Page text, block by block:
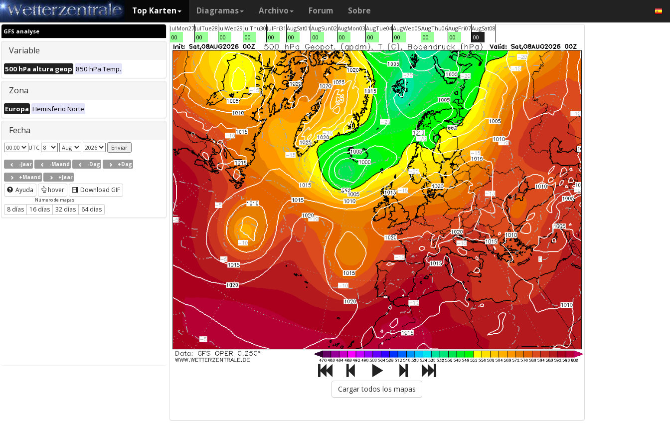
Top Karten Diagramas Archivo Forum Sobre
GFS analyse
Variable
500 hPa altura geop 850 hPa Temp.
Zona
Europa Hemisferio Norte
Fecha
UTC
-Jaar -Maand -Dag
+Dag
+Maand
+Jaar
Ayuda hover Download GIF
Número de mapas
8 días 16 días 32 días 64 días
JulMon27
00
JulTue28
00
JulWed29
00
JulThu30
00
JulFri31
00
AugSat01
00
AugSun02
00
AugMon03
00
AugTue04
00
AugWed05
00
AugThu06
00
AugFri07
00
AugSat08
00
Cargar todos los mapas